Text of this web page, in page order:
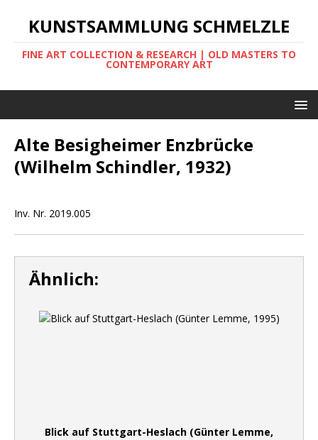
KUNSTSAMMLUNG SCHMELZLE
FINE ART COLLECTION & RESEARCH | OLD MASTERS TO
CONTEMPORARY ART
Alte Besigheimer Enzbrücke
(Wilhelm Schindler, 1932)
Inv. Nr. 2019.005
Ähnlich:
Blick auf Stuttgart-Heslach (Günter Lemme,